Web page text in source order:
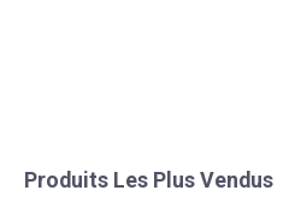
Produits Les Plus Vendus